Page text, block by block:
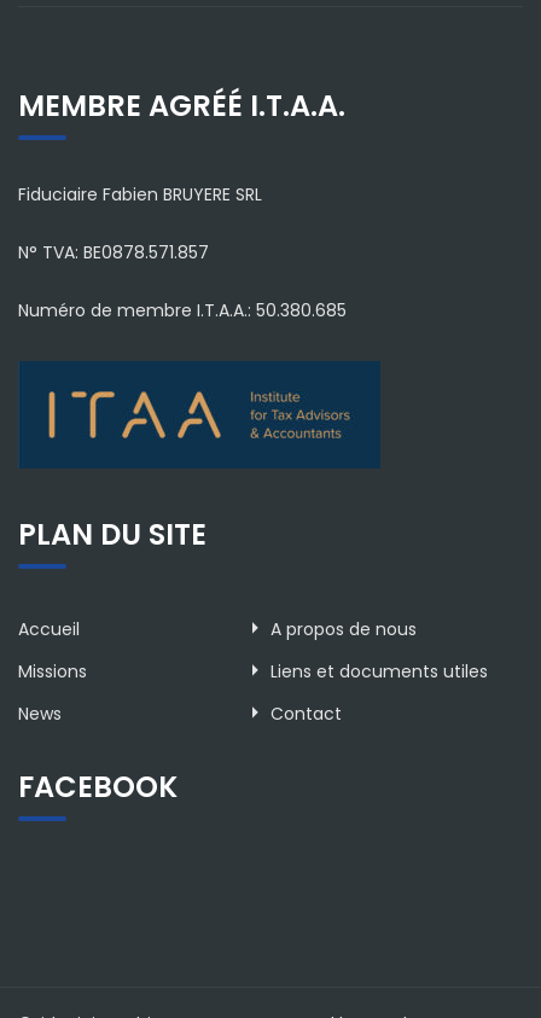
MEMBRE AGRÉÉ I.T.A.A.
Fiduciaire Fabien BRUYERE SRL
N° TVA: BE0878.571.857
Numéro de membre I.T.A.A.: 50.380.685
PLAN DU SITE
Accueil
A propos de nous
Missions
Liens et documents utiles
News
Contact
FACEBOOK